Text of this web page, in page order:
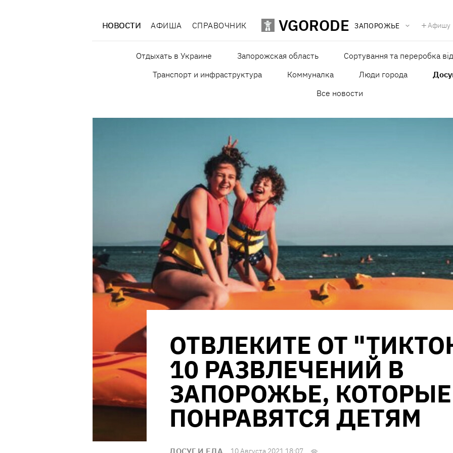
НОВОСТИ АФИША СПРАВОЧНИК VGORODE ЗАПОРОЖЬЕ Афишу
Отдыхать в Украине Запорожская область
Сортування та переробка
Транспорт и инфраструктура
Коммуналка Люди города
Все новости
ОТВЛЕКИТЕ ОТ
10 РАЗВЛЕЧЕНИЙ В
ЗАПОРОЖЬЕ, КОТОРЫЕ
ПОНРАВЯТСЯ ДЕТЯМ
10 Августа 2021 18:07